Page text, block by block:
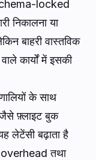
locked
निकालना या
बाहरी वास्तविक
कार्यों में इसकी
के साथ
फ़्लाइट बुक
लेटेंसी बढ़ाता है
तथा